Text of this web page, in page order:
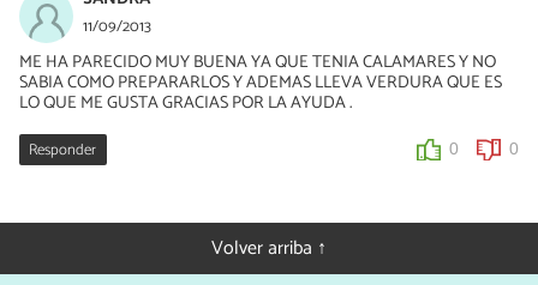
11/09/2013
ME HA PARECIDO MUY BUENA YA QUE TENIA CALAMARES Y NO
SABIA COMO PREPARARLOS Y ADEMAS LLEVA VERDURA QUE ES
LO QUE ME GUSTA GRACIAS POR LA AYUDA .
Responder 0 0
Volver arriba ↑